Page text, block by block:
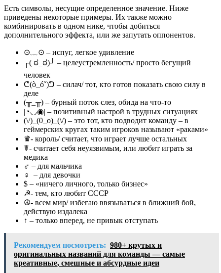
Есть символы, несущие определенное значение. Ниже
приведены некоторые примеры. Их также можно
комбинировать в одном нике, чтобы добиться
дополнительного эффекта, или же запутать оппонентов.
⊙﹏⊙ – испуг, легкое удивление
┌( ಠ_ಠ)┘ – целеустремленность/ просто бегущий
человек
ᕦ(ò_óˇ)ᕤ – силач/ тот, кто готов показать свою силу в
деле
(╥_╥) – бурный поток слез, обида на что-то
|◔◡◉| – позитивный настрой в трудных ситуациях
(\/)_(0_o)_(\/) – это тот, кто подводит команду – в
геймерских кругах таким игроков называют «раками»
♛- король/ считает, что играет лучше остальных
☤- считает себя неуязвимым, или любит играть за
медика
♂ – для мальчика
♀ – для девочки
$ – «ничего личного, только бизнес»
☭- тем, кто любит СССР
☮- всем мир/ избегаю ввязываться в ближний бой,
действую издалека
↑ – только вперед, не привык отступать
Рекомендуем посмотреть: 980+ крутых и
оригинальных названий для команды — самые
креативные, смешные и абсурдные идеи